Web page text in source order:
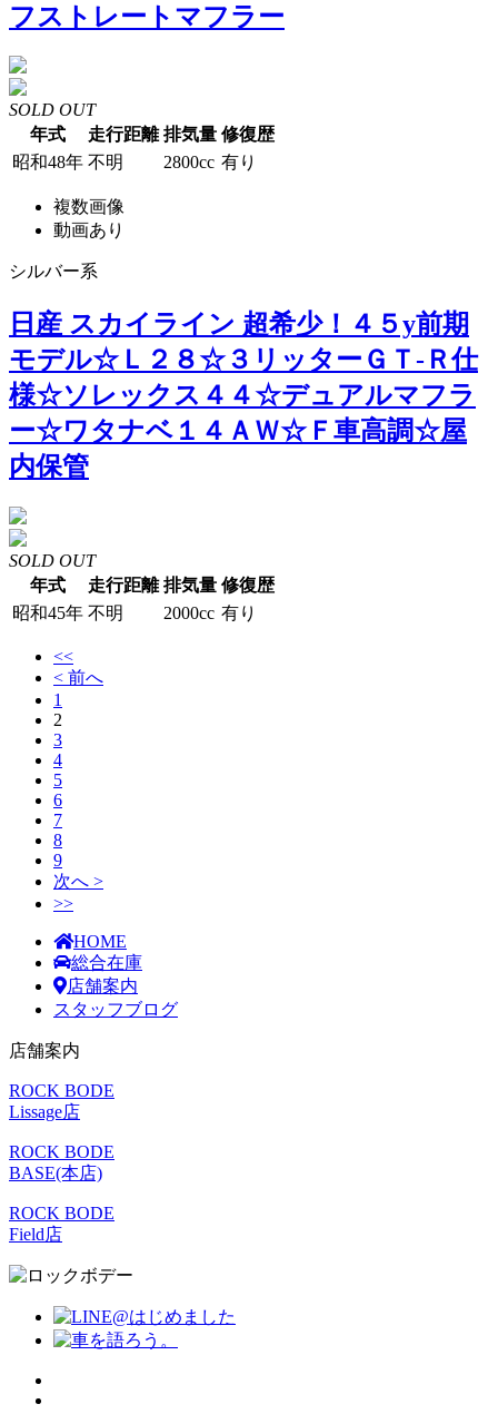
フストレートマフラー
SOLD OUT
年式
走行距離 排気量 修復歴
昭和48年 不明 2800cc 有り
複数画像
動画あり
シルバー系
日産 スカイライン 超希少！４５y前期
モデル☆Ｌ２８☆３リッターＧＴ-Ｒ仕
様☆ソレックス４４☆デュアルマフラ
ー☆ワタナベ１４ＡＷ☆Ｆ車高調☆屋
内保管
SOLD OUT
年式
走行距離 排気量 修復歴
昭和45年 不明 2000cc 有り
<<
< 前へ
1
2
3
4
5
6
7
8
9
次へ >
>>
HOME
総合在庫
店舗案内
スタッフブログ
店舗案内
ROCK BODE
Lissage店
ROCK BODE
BASE(本店)
ROCK BODE
Field店